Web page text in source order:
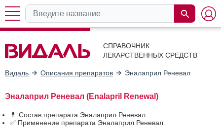
СПРАВОЧНИК
ЛЕКАРСТВЕННЫХ СРЕДСТВ
Видаль Описания препаратов Эналаприл Реневал
Эналаприл Реневал (Enalapril Renewal)
💊 Состав препарата Эналаприл Реневал
✅ Применение препарата Эналаприл Реневал